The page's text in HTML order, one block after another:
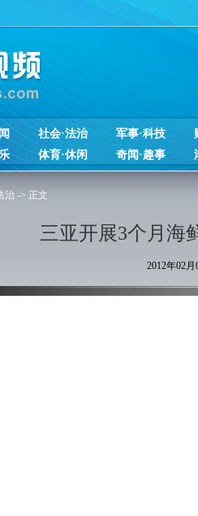
社会·法治 军事·科技
体育·休闲 奇闻·趣事
治 -> 正文
三亚开展3个月海
2012年02